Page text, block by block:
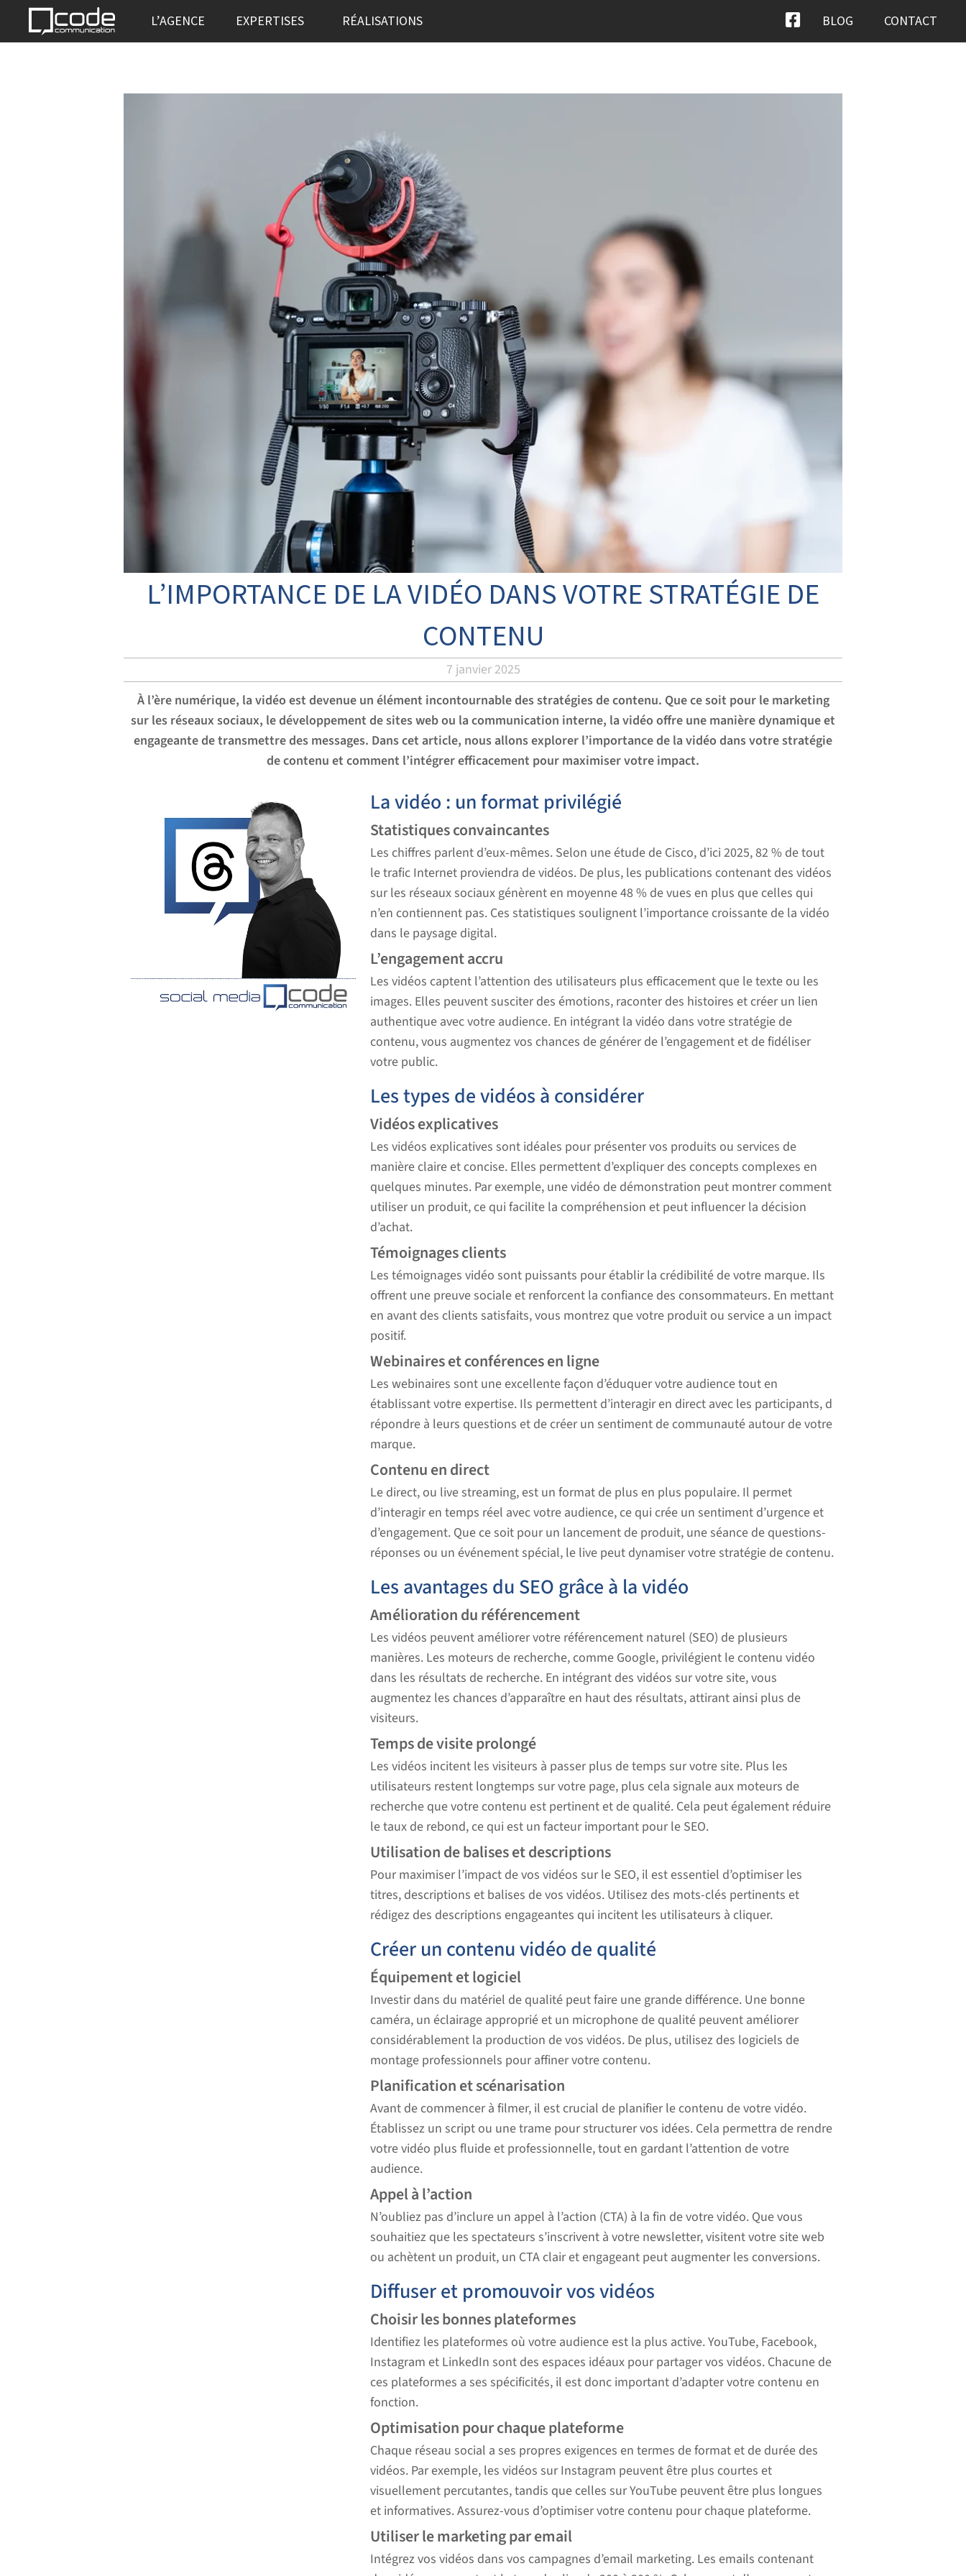
L’AGENCE EXPERTISES RÉALISATIONS BLOG CONTACT
L’IMPORTANCE DE LA VIDÉO DANS VOTRE STRATÉGIE DE
CONTENU
7 janvier 2025
À l’ère numérique, la vidéo est devenue un élément incontournable des stratégies de contenu. Que ce soit pour le marketing
sur les réseaux sociaux, le développement de sites web ou la communication interne, la vidéo offre une manière dynamique et
engageante de transmettre des messages. Dans cet article, nous allons explorer l’importance de la vidéo dans votre stratégie
de contenu et comment l’intégrer efficacement pour maximiser votre impact.
La vidéo : un format privilégié
Statistiques convaincantes
Les chiffres parlent d’eux-mêmes. Selon une étude de Cisco, d’ici 2025, 82 % de tout
le trafic Internet proviendra de vidéos. De plus, les publications contenant des vidéos
sur les réseaux sociaux génèrent en moyenne 48 % de vues en plus que celles qui
n’en contiennent pas. Ces statistiques soulignent l’importance croissante de la vidéo
dans le paysage digital.
L’engagement accru
Les vidéos captent l’attention des utilisateurs plus efficacement que le texte ou les
images. Elles peuvent susciter des émotions, raconter des histoires et créer un lien
authentique avec votre audience. En intégrant la vidéo dans votre stratégie de
contenu, vous augmentez vos chances de générer de l’engagement et de fidéliser
votre public.
Les types de vidéos à considérer
Vidéos explicatives
Les vidéos explicatives sont idéales pour présenter vos produits ou services de
manière claire et concise. Elles permettent d’expliquer des concepts complexes en
quelques minutes. Par exemple, une vidéo de démonstration peut montrer comment
utiliser un produit, ce qui facilite la compréhension et peut influencer la décision
d’achat.
Témoignages clients
Les témoignages vidéo sont puissants pour établir la crédibilité de votre marque. Ils
offrent une preuve sociale et renforcent la confiance des consommateurs. En mettant
en avant des clients satisfaits, vous montrez que votre produit ou service a un impact
positif.
Webinaires et conférences en ligne
Les webinaires sont une excellente façon d’éduquer votre audience tout en
établissant votre expertise. Ils permettent d’interagir en direct avec les participants, d
répondre à leurs questions et de créer un sentiment de communauté autour de votre
marque.
Contenu en direct
Le direct, ou live streaming, est un format de plus en plus populaire. Il permet
d’interagir en temps réel avec votre audience, ce qui crée un sentiment d’urgence et
d’engagement. Que ce soit pour un lancement de produit, une séance de questions-
réponses ou un événement spécial, le live peut dynamiser votre stratégie de contenu.
Les avantages du SEO grâce à la vidéo
Amélioration du référencement
Les vidéos peuvent améliorer votre référencement naturel (SEO) de plusieurs
manières. Les moteurs de recherche, comme Google, privilégient le contenu vidéo
dans les résultats de recherche. En intégrant des vidéos sur votre site, vous
augmentez les chances d’apparaître en haut des résultats, attirant ainsi plus de
visiteurs.
Temps de visite prolongé
Les vidéos incitent les visiteurs à passer plus de temps sur votre site. Plus les
utilisateurs restent longtemps sur votre page, plus cela signale aux moteurs de
recherche que votre contenu est pertinent et de qualité. Cela peut également réduire
le taux de rebond, ce qui est un facteur important pour le SEO.
Utilisation de balises et descriptions
Pour maximiser l’impact de vos vidéos sur le SEO, il est essentiel d’optimiser les
titres, descriptions et balises de vos vidéos. Utilisez des mots-clés pertinents et
rédigez des descriptions engageantes qui incitent les utilisateurs à cliquer.
Créer un contenu vidéo de qualité
Équipement et logiciel
Investir dans du matériel de qualité peut faire une grande différence. Une bonne
caméra, un éclairage approprié et un microphone de qualité peuvent améliorer
considérablement la production de vos vidéos. De plus, utilisez des logiciels de
montage professionnels pour affiner votre contenu.
Planification et scénarisation
Avant de commencer à filmer, il est crucial de planifier le contenu de votre vidéo.
Établissez un script ou une trame pour structurer vos idées. Cela permettra de rendre
votre vidéo plus fluide et professionnelle, tout en gardant l’attention de votre
audience.
Appel à l’action
N’oubliez pas d’inclure un appel à l’action (CTA) à la fin de votre vidéo. Que vous
souhaitiez que les spectateurs s’inscrivent à votre newsletter, visitent votre site web
ou achètent un produit, un CTA clair et engageant peut augmenter les conversions.
Diffuser et promouvoir vos vidéos
Choisir les bonnes plateformes
Identifiez les plateformes où votre audience est la plus active. YouTube, Facebook,
Instagram et LinkedIn sont des espaces idéaux pour partager vos vidéos. Chacune de
ces plateformes a ses spécificités, il est donc important d’adapter votre contenu en
fonction.
Optimisation pour chaque plateforme
Chaque réseau social a ses propres exigences en termes de format et de durée des
vidéos. Par exemple, les vidéos sur Instagram peuvent être plus courtes et
visuellement percutantes, tandis que celles sur YouTube peuvent être plus longues
et informatives. Assurez-vous d’optimiser votre contenu pour chaque plateforme.
Utiliser le marketing par email
Intégrez vos vidéos dans vos campagnes d’email marketing. Les emails contenant